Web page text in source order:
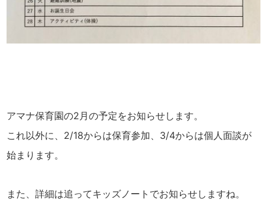
アマナ保育園の2月の予定をお知らせします。
これ以外に、2/18からは保育参加、3/4からは個人面談が
始まります。
また、詳細は追ってキッズノートでお知らせしますね。